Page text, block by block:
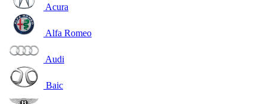
Acura
Alfa Romeo
Audi
Baic